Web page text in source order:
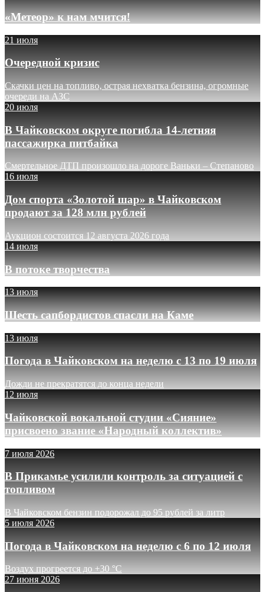
«Метеор» к нам мчится!
21 июля
Очередной кризис
Скачки цен на топливо, острая нехватка бензина, огромные
очереди на АЗС
20 июля
В Чайковском округе погибла 14-летняя
пассажирка питбайка
Смертельное ДТП произошло на дороге Ваньки – Степаново
16 июля
Дом спорта «Золотой шар» в Чайковском
продают за 128 млн рублей
Аукцион состоится 12 августа 2026 года
14 июля
В потоке творчества
13 июля
Шесть сапбордистов спасли на Каме
13 июля
Погода в Чайковском на неделю с 13 по 19 июля
Дожди не прекратятся до конца недели
12 июля
Чайковской вокальной студии «Сияние»
присвоено звание «Народный коллектив»
7 июля 2026
В Прикамье усилили контроль за ситуацией с
топливом
В Чайковском бензин подорожал до 95 рублей за литр
5 июля 2026
Погода в Чайковском на неделю с 6 по 12 июля
Воздух прогреется до +30 °C
27 июня 2026